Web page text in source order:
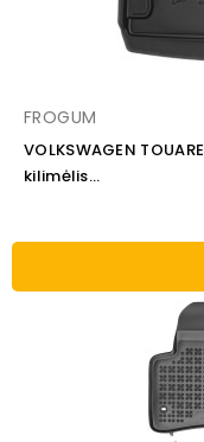
FROGUM
VOLKSWAGEN
kilimėlis...